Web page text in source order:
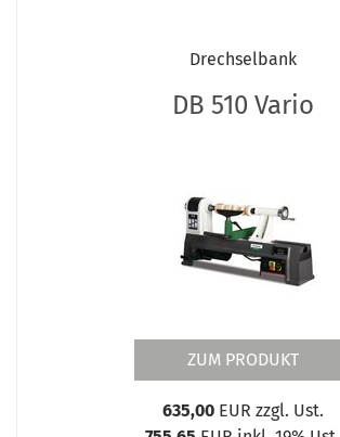
Drechselbank
DB 510 Vario
ZUM PRODUKT
635,00EUR zzgl. Ust.